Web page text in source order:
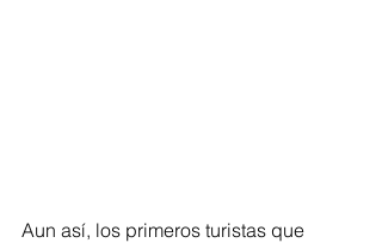
Aun así, los primeros turistas que